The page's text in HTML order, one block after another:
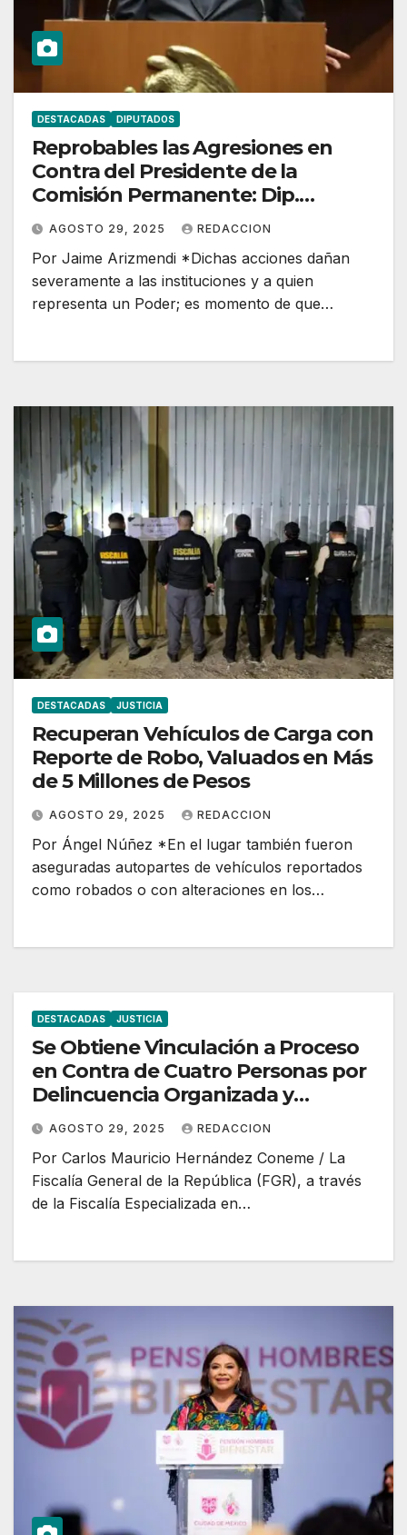
DESTACADAS DIPUTADOS
Reprobables las Agresiones en
Contra del Presidente de la
Comisión Permanente: Dip.
Reginaldo Sandoval
AGOSTO 29, 2025 REDACCION
Por Jaime Arizmendi *Dichas acciones dañan
severamente a las instituciones y a quien
representa un Poder; es momento de que…
DESTACADAS JUSTICIA
Recuperan Vehículos de Carga con
Reporte de Robo, Valuados en Más
de 5 Millones de Pesos
AGOSTO 29, 2025 REDACCION
Por Ángel Núñez *En el lugar también fueron
aseguradas autopartes de vehículos reportados
como robados o con alteraciones en los…
DESTACADAS JUSTICIA
Se Obtiene Vinculación a Proceso
en Contra de Cuatro Personas por
Delincuencia Organizada y
Secuestro Agravado
AGOSTO 29, 2025 REDACCION
Por Carlos Mauricio Hernández Coneme / La
Fiscalía General de la República (FGR), a través
de la Fiscalía Especializada en…